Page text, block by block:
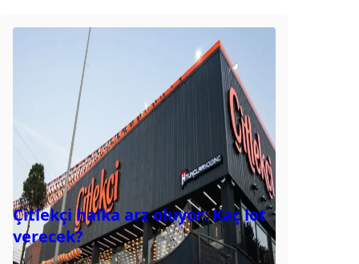
Çitlekçi halka arz oluyor: Kaç lot
verecek?